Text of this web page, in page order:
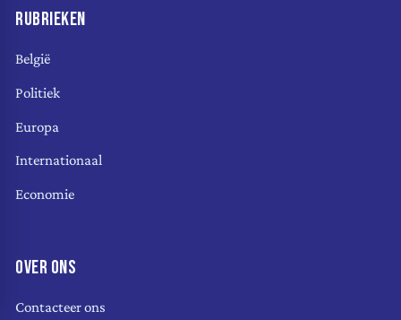
RUBRIEKEN
België
Politiek
Europa
Internationaal
Economie
OVER ONS
Contacteer ons